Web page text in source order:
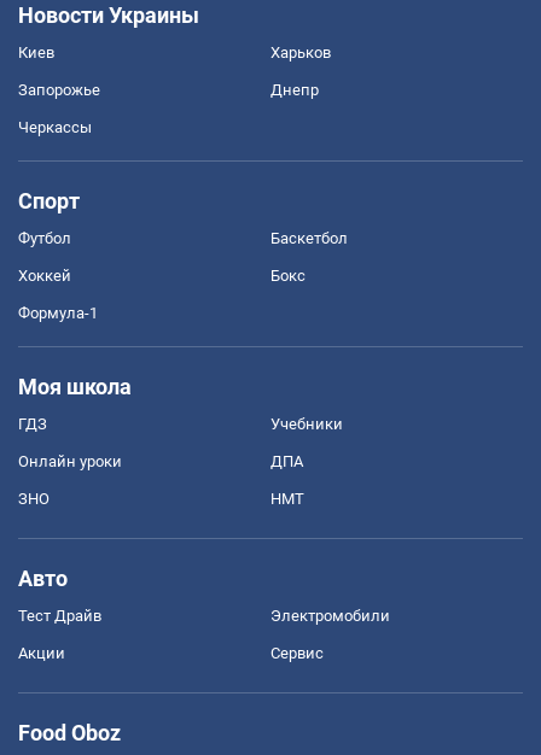
Новости Украины
Киев Харьков
Запорожье Днепр
Черкассы
Спорт
Футбол Баскетбол
Хоккей Бокс
Формула-1
Моя школа
ГДЗ Учебники
Онлайн уроки ДПА
ЗНО НМТ
Авто
Тест Драйв Электромобили
Акции Сервис
Food Oboz